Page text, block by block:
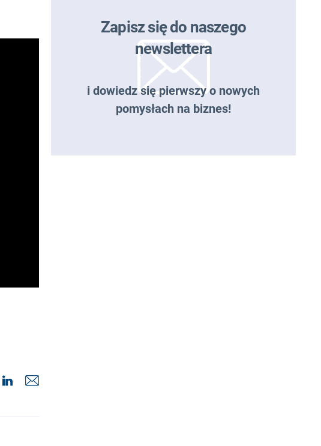
Zapisz się do naszego
newslettera
i dowiedz się pierwszy o nowych
pomysłach na biznes!